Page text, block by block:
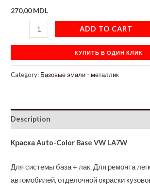
270,00MDL
ADD TO CART
КУПИТЬ В ОДИН КЛИК
Category: Базовые эмали - металлик
Description
Краска Auto-Color Base VW LA7W
Для системы база + лак. Для ремонта
автомобилей, отделочной окраски